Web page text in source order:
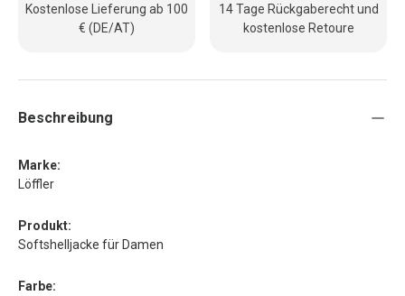
Kostenlose Lieferung ab 100
€ (DE/AT)
14 Tage Rückgaberecht und
kostenlose Retoure
Beschreibung
Marke:
Löffler
Produkt:
Softshelljacke für Damen
Farbe: